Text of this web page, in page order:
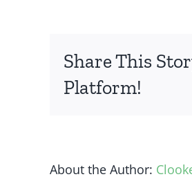
Share This
Platform!
About the Author: